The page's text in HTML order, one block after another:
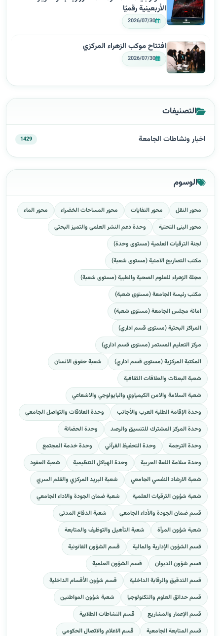
الأربعينية رقميًا
2026/07/30
افتتاح موكب الزهراء المركزي
2026/07/30
التصنيفات
اخبار ونشاطات الجامعة 1429
الوسوم
محور النقل محور النفايات محور المساحات الخضراء
محور الماء
محور البنى التحتية
وحدة دعم النشر العلمي والتميز البحثي
لجنة الترقيات العلمية (مستوى وحدة)
مكتب التصاريح الامنية (مستوى شعبة)
مجلة الزهراء للعلوم الصحية والطبية (مستوى شعبة)
مكتب رئيسة الجامعة (مستوى شعبة)
امانة مجلس الجامعة (مستوى شعبة)
المراكز البحثية (مستوى قسم اداري)
مركز التعليم المستمر (مستوى قسم اداري)
المكتبة المركزية (مستوى قسم اداري)
شعبة حقوق الانسان
شعبة البعثات والعلاقات الثقافية
شعبة السلامة والامن الكيمياوي والبايولوجي والاشعاعي
وحدة الإقامة الطلبة العرب والأجانب
وحدة العلاقات والتواصل الجامعي
وحدة المركز المشترك للتنسيق والرصد
وحدة الحضانة
وحدة الترجمة
وحدة التحفيظ القرآني
وحدة خدمة المجتمع
وحدة سلامة اللغة العربية
وحدة الهياكل التنظيمية
شعبة العقود
شعبة الارشاد النفسي الجامعي
شعبة البريد المركزي والقلم السري
شعبة شؤون الترقيات العلمية
شعبة ضمان الجودة والاداء الجامعي
قسم ضمان الجودة والأداء الجامعي
شعبة الدفاع المدني
شعبة شؤون المرأة
شعبة التأهيل والتوظيف والمتابعة
قسم الشؤون الإدارية والمالية
قسم الشؤون القانونية
قسم شؤون الديوان
قسم الشؤون العلمية
قسم التدقيق والرقابة الداخلية
قسم شؤون الأقسام الداخلية
قسم حدائق العلوم والتكنولوجيا
شعبة شؤون المواطنين
قسم الإعمار والمشاريع
قسم النشاطات الطلابية
قسم المتابعة الجامعية
قسم الاعلام والاتصال الحكومي